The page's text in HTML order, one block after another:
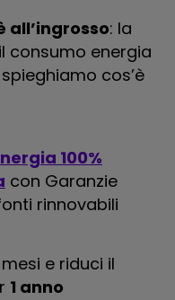
all’ingrosso: la
consumo energia
cos’è
100%
con Garanzie
rinnovabili
e riduci il
1 anno